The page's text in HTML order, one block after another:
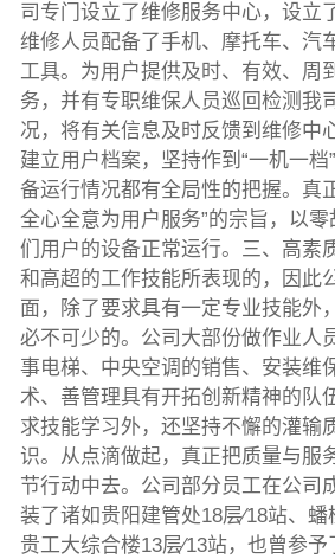
司专门设立了维修服务中心，设立
维修人员配备了手机、摩托车、汽
工具。为用户提供及时、有效、周
务，并有专职维保人员巡回检测我
况，将有关信息及时反馈到维修中
建立用户档案，坚持作到“一机一
备运行情况都有全局性的把握。真
全心全意为用户服务”的宗旨，以
们用户的设备正常运行。三、高素
和高超的工作技能所表现的，因此
面，除了要求具有一定专业技能外
必不可少的。公司大部份做作业人
事电梯、中央空调的销售、安装维
术、善管理具有开拓创新精神的队
求技能学习外，还坚持不懈的灌输
识。从点滴做起，真正把质量与服
节行动中去。公司部分员工在公司
装了诸如贵阳建管处18层∕18站、蟠
贵工大综合楼13层∕13站，也曾参予